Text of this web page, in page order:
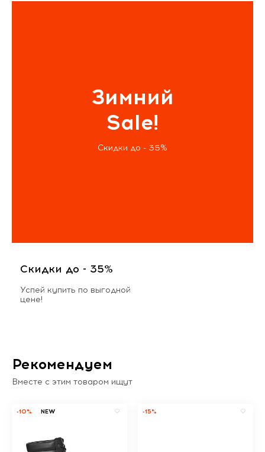
Зимний
Sale!
Скидки до - 35%
Скидки до - 35%
Успей купить по выгодной
цене!
Рекомендуем
Вместе с этим товаром ищут
-10% NEW -15%